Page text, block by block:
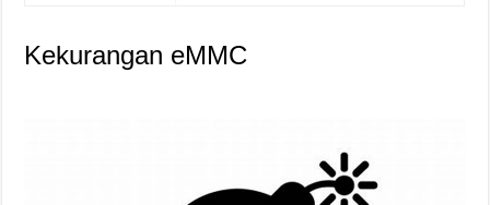
Kekurangan eMMC